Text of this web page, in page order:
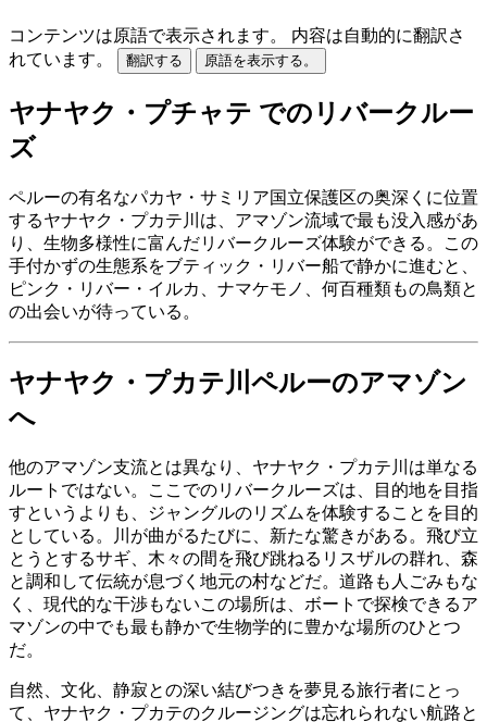
コンテンツは原語で表示されます。
内容は自動的に翻訳さ
れています。
翻訳する 原語を表示する。
ヤナヤク・プチャテ でのリバークルー
ズ
ペルーの有名なパカヤ・サミリア国立保護区の奥深くに位置
するヤナヤク・プカテ川は、アマゾン流域で最も没入感があ
り、生物多様性に富んだリバークルーズ体験ができる。この
手付かずの生態系をブティック・リバー船で静かに進むと、
ピンク・リバー・イルカ、ナマケモノ、何百種類もの鳥類と
の出会いが待っている。
ヤナヤク・プカテ川ペルーのアマゾン
へ
他のアマゾン支流とは異なり、ヤナヤク・プカテ川は単なる
ルートではない。ここでのリバークルーズは、目的地を目指
すというよりも、ジャングルのリズムを体験することを目的
としている。川が曲がるたびに、新たな驚きがある。飛び立
とうとするサギ、木々の間を飛び跳ねるリスザルの群れ、森
と調和して伝統が息づく地元の村などだ。道路も人ごみもな
く、現代的な干渉もないこの場所は、ボートで探検できるア
マゾンの中でも最も静かで生物学的に豊かな場所のひとつ
だ。
自然、文化、静寂との深い結びつきを夢見る旅行者にとっ
て、ヤナヤク・プカテのクルージングは忘れられない航路と